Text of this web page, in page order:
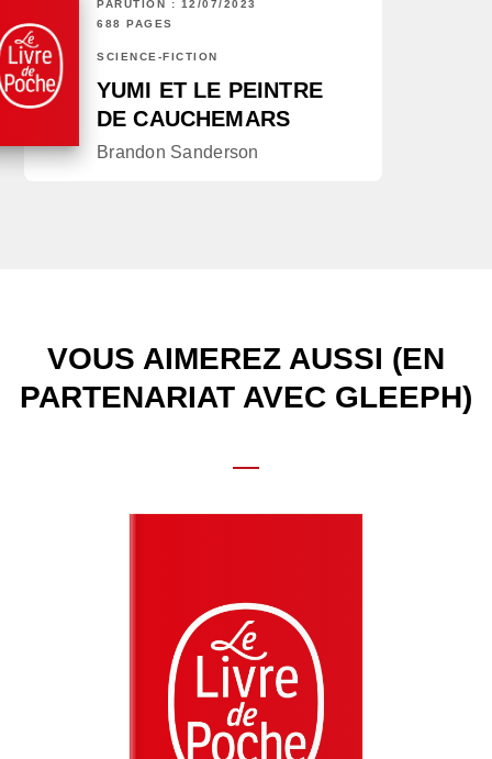
PARUTION : 12/07/2023
688 PAGES
SCIENCE-FICTION
YUMI ET LE PEINTRE
DE CAUCHEMARS
Brandon Sanderson
VOUS AIMEREZ AUSSI (EN
PARTENARIAT AVEC GLEEPH)